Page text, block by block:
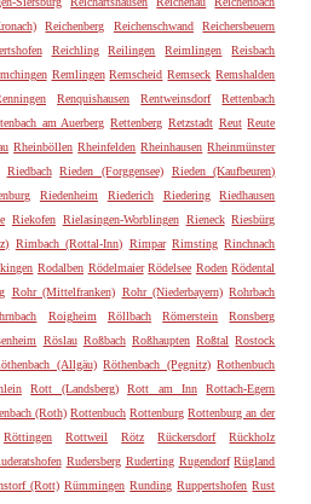
Reichenberg Reichenschwand
Reichersbeuern
Reichling Reilingen Reimlingen
Reisbach
Remlingen Remscheid Remseck Remshalden
Renquishausen Rentweinsdorf
Rettenbach
am Auerberg Rettenberg Retzstadt Reut Reute
Rheinböllen Rheinfelden Rheinhausen Rheinmünster
Riedbach Rieden (Forggensee)
Rieden (Kaufbeuren)
Riedenheim Riederich Riedering
Riedhausen
Riekofen Rielasingen-Worblingen Rieneck Riesbürg
Rimbach (Rottal-Inn) Rimpar Rimsting Rinchnach
Rodalben Rödelmaier Rödelsee Roden Rödental
Rohr (Mittelfranken) Rohr (Niederbayern) Rohrbach
Roigheim Röllbach Römerstein
Ronsberg
Röslau Roßbach Roßhaupten Roßtal Rostock
(Allgäu) Röthenbach (Pegnitz) Rothenbuch
Rott (Landsberg) Rott am Inn
Rottach-Egern
(Roth) Rottenbuch Rottenburg Rottenburg an der
Röttingen Rottweil Rötz Rückersdorf
Rückholz
Rudersberg Ruderting Rugendorf Rügland
(Rott) Rümmingen Runding Ruppertshofen Rust